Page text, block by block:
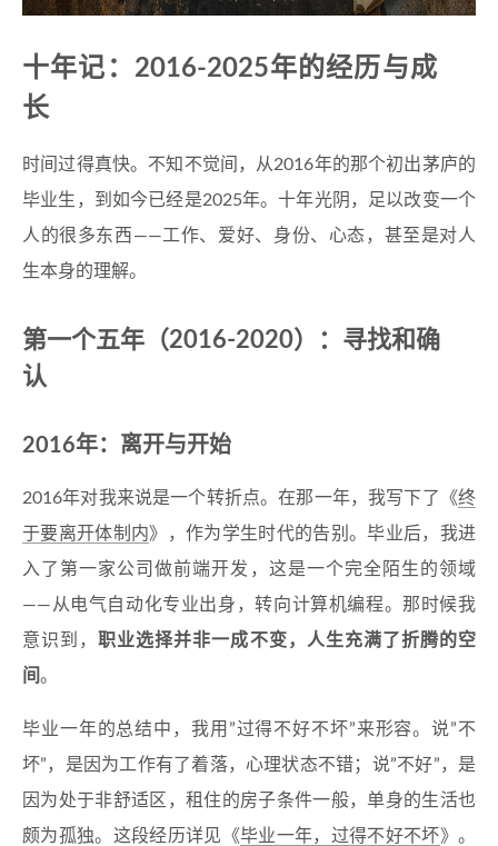
十年记：2016-2025年的经历与成
长
时间过得真快。不知不觉间，从2016年的那个初出茅庐的
毕业生，到如今已经是2025年。十年光阴，足以改变一个
人的很多东西——工作、爱好、身份、心态，甚至是对人
生本身的理解。
第一个五年（2016-2020）：寻找和确
认
2016年：离开与开始
2016年对我来说是一个转折点。在那一年，我写下了《终
于要离开体制内》，作为学生时代的告别。毕业后，我进
入了第一家公司做前端开发，这是一个完全陌生的领域
——从电气自动化专业出身，转向计算机编程。那时候我
意识到，职业选择并非一成不变，人生充满了折腾的空
间 。
毕业一年的总结中，我用”过得不好不坏”来形容。说”不
坏”，是因为工作有了着落，心理状态不错；说”不好”，是
因为处于非舒适区，租住的房子条件一般，单身的生活也
颇为孤独。这段经历详见《毕业一年，过得不好不坏》。